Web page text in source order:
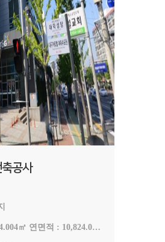
공사
㎡ 연면적 : 10,824.049